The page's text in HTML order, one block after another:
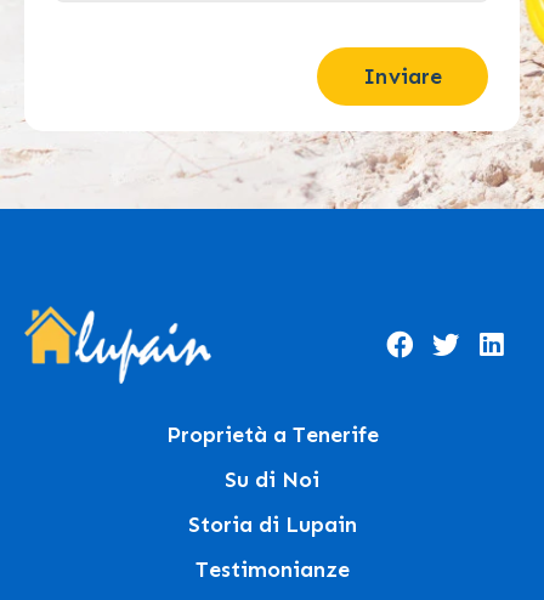
Inviare
Proprietà a Tenerife
Su di Noi
Storia di Lupain
Testimonianze